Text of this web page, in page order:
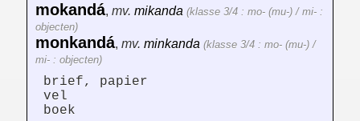
mokandá, mv. mikanda (klasse 3/4 : mo- (mu-) / mi- :
objecten)
monkandá, mv. minkanda (klasse 3/4 : mo- (mu-) /
mi- : objecten)
brief, papier
vel
boek